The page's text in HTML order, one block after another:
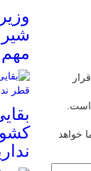
است.
خواهد